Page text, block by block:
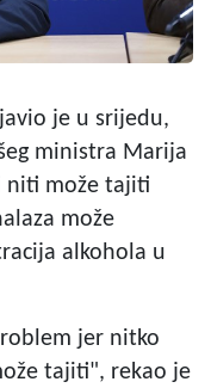
je u srijedu,
ministra Marija
niti može tajiti
može
alkohola u
jer nitko
tajiti", rekao je